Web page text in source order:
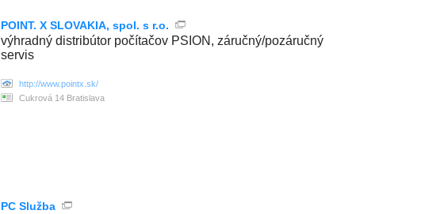
POINT. X SLOVAKIA, spol. s r.o.
výhradný distribútor počítačov PSION, záručný/pozáručný
servis
http://www.pointx.sk/
Cukrová 14 Bratislava
PC Služba